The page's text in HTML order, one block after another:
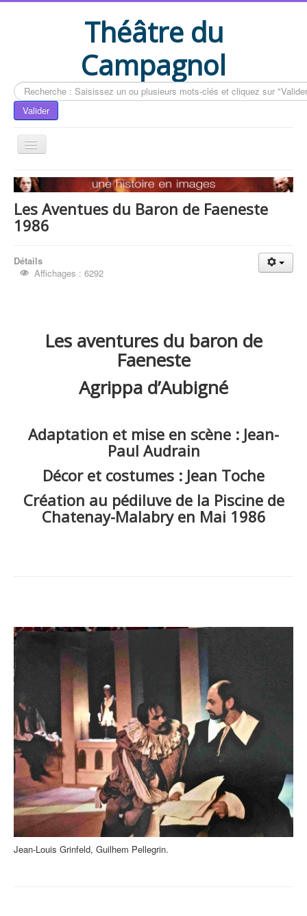
Théâtre du
Campagnol
Rechercher
Valider
Accueil
Le livre du CAMPAGNOL
Compléments du livre
Contactez-nous
Les Aventues du Baron de Faeneste
1986
Détails
Affichages : 6292
Les aventures du baron de
Faeneste
Agrippa d’Aubigné
Adaptation et mise en scène : Jean-
Paul Audrain
Décor et costumes : Jean Toche
Création au pédiluve de la Piscine de
Chatenay-Malabry en Mai 1986
Jean-Louis Grinfeld, Guilhem Pellegrin.